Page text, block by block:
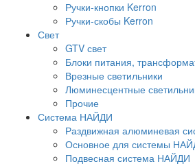
Ручки-кнопки Kerron
Ручки-скобы Kerron
Свет
GTV свет
Блоки питания,
Врезные светильники
Люминесцентные
Прочие
Система НАЙДИ
Раздвижная алюминевая
Основное для системы
Подвесная система НАЙДИ